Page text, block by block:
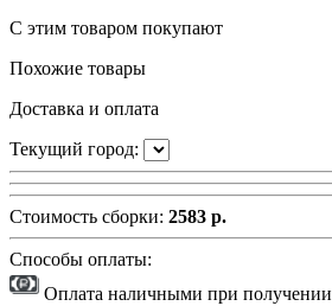
С этим товаром покупают
Похожие товары
Доставка и оплата
Текущий город:
Стоимость сборки: 2583 р.
Способы оплаты:
Оплата наличными при получении